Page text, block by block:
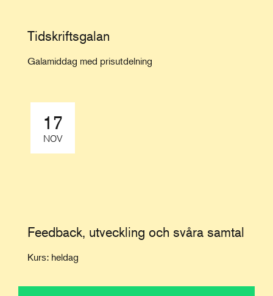
Tidskriftsgalan
Galamiddag med prisutdelning
17
NOV
Feedback, utveckling och svåra samtal
Kurs: heldag